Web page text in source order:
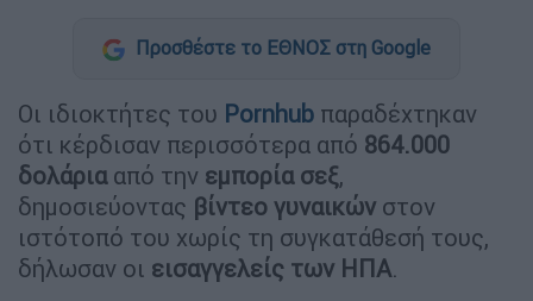
Προσθέστε το ΕΘΝΟΣ στη Google
Οι ιδιοκτήτες του Pornhub παραδέχτηκαν
ότι κέρδισαν περισσότερα από 864.000
δολάριααπό την εμπορία σεξ,
δημοσιεύοντας βίντεο γυναικών στον
ιστότοπό του χωρίς τη συγκατάθεσή τους,
δήλωσαν οι εισαγγελείς των ΗΠΑ.